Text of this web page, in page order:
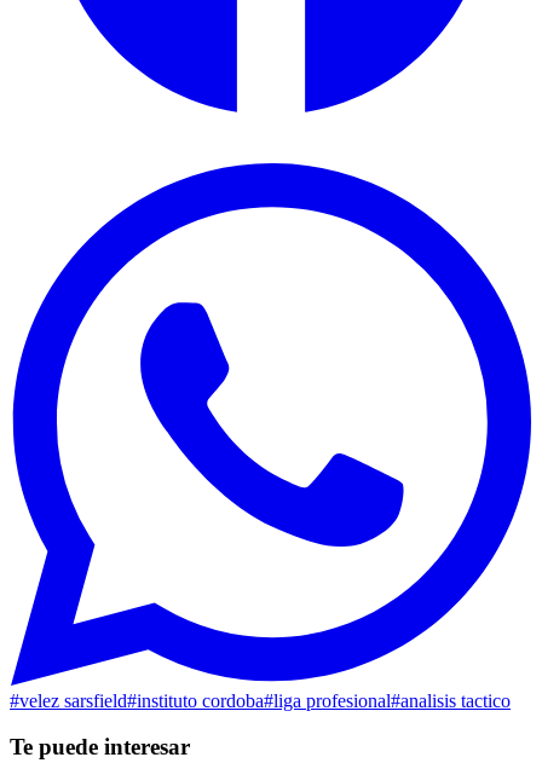
#velez sarsfield#instituto cordoba#liga profesional#analisis tactico
Te puede interesar